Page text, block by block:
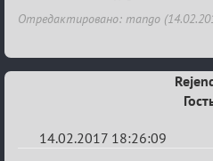
Отредактировано: mango
14.02.2017 18:26:09